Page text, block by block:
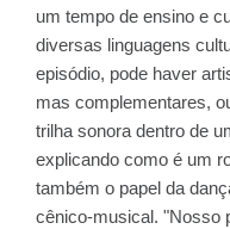
um tempo de ensino e
diversas linguagens
episódio, pode haver
mas complementares,
trilha sonora dentro de
explicando como é um
também o papel da
cênico-musical. "Nosso